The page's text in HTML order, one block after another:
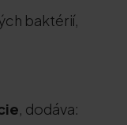
baktérií,
, dodáva: